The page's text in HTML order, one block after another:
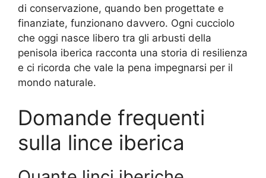
di conservazione, quando ben progettate e
finanziate, funzionano davvero. Ogni cucciolo
che oggi nasce libero tra gli arbusti della
penisola iberica racconta una storia di resilienza
e ci ricorda che vale la pena impegnarsi per il
mondo naturale.
Domande frequenti
sulla lince iberica